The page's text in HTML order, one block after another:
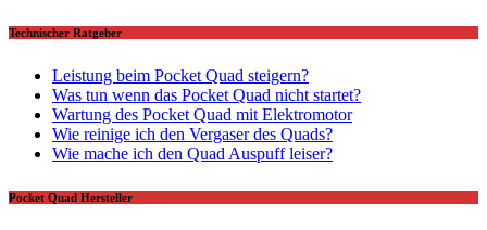
Technischer Ratgeber
Leistung beim Pocket Quad steigern?
Was tun wenn das Pocket Quad nicht startet?
Wartung des Pocket Quad mit Elektromotor
Wie reinige ich den Vergaser des Quads?
Wie mache ich den Quad Auspuff leiser?
Pocket Quad Hersteller